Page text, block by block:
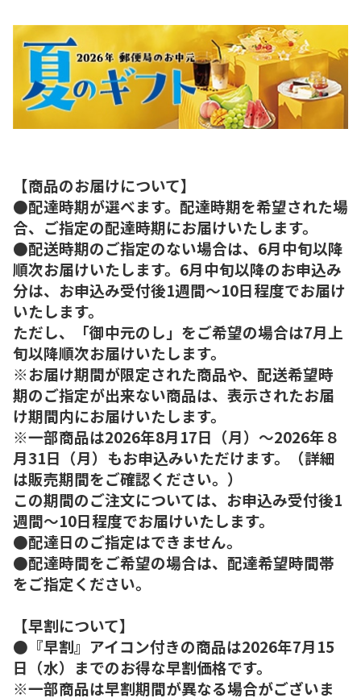
【商品のお届けについて】
●配達時期が選べます。配達時期を希望された場
合、ご指定の配達時期にお届けいたします。
●配送時期のご指定のない場合は、6月中旬以降
順次お届けいたします。6月中旬以降のお申込み
分は、お申込み受付後1週間～10日程度でお届け
いたします。
ただし、「御中元のし」をご希望の場合は7月上
旬以降順次お届けいたします。
※お届け期間が限定された商品や、配送希望時
期のご指定が出来ない商品は、表示されたお届
け期間内にお届けいたします。
※一部商品は2026年8月17日（月）～2026年８
月31日（月）もお申込みいただけます。（詳細
は販売期間をご確認ください。）
この期間のご注文については、お申込み受付後1
週間～10日程度でお届けいたします。
●配達日のご指定はできません。
●配達時間をご希望の場合は、配達希望時間帯
をご指定ください。
【早割について】
●『早割』アイコン付きの商品は2026年7月15
日（水）までのお得な早割価格です。
※一部商品は早割期間が異なる場合がございま